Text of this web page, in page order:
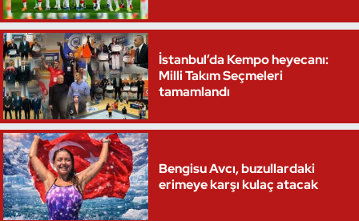
İstanbul’da Kempo heyecanı:
Milli Takım Seçmeleri
tamamlandı
Bengisu Avcı, buzullardaki
erimeye karşı kulaç atacak